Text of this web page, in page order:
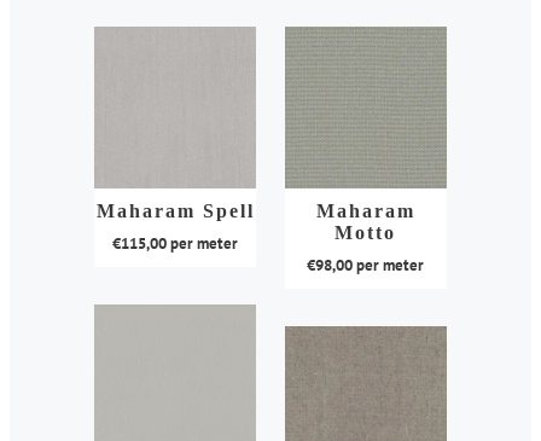
optie
kan
gekozen
op
product
heeft
meerdere
variaties.
Deze
optie
gekozen
worden
de
productpagina
Maharam Spell
€115,00per meter
Maharam
Motto
€98,00per meter
heeft
variaties.